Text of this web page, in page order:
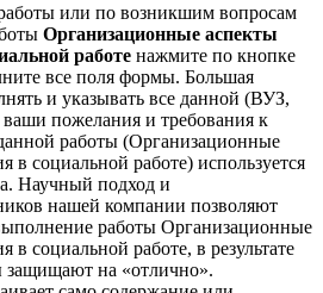
или по возникшим вопросам
Организационные аспекты
работе нажмите по кнопке
все поля формы. Большая
и указывать все данной (ВУЗ,
ваши пожелания и требования к
работы (Организационные
в социальной работе) используется
Научный подход и
нашей компании позволяют
работы Организационные
в социальной работе, в результате
защищают на «отлично».